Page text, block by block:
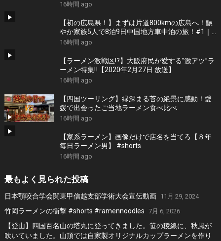
16時間 ago
【初の広島県！】まずは片道800kmの広島へ！賑
やか家族5人で8泊9日中国地方車中泊の旅！#1｜
風情溢れる尾道と家族大絶賛のご当地ラーメン｜
全国制覇！＞
16時間 ago
【ラーメン激戦区!?】大阪府民が愛する”激アツ”ラ
ーメン特集‼︎【2020年2月27日 放送】
16時間 ago
【四国ツーリング】緑深まる苔の絶景に感動！愛
媛で出会ったご当地ラーメン食べ比べ
16時間 ago
【家系ラーメン】画像だけで店名を当てろ【８年
毎日ラーメン男】 #shorts
16時間 ago
最もよく見られた投稿
日本顎咬合学会関東甲信越支部学術大会宣伝動画 11月 29, 2024
竹岡ラーメンの衝撃 #shorts #ramennoodles 7月 6, 2026
【登山】四国百名山の塔丸に登ってきました。笹の稜線に、秋風が
吹いていました。山頂では自家製オリジナルカップラーメンを作り